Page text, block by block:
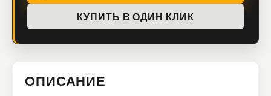
КУПИТЬ В ОДИН КЛИК
ОПИСАНИЕ